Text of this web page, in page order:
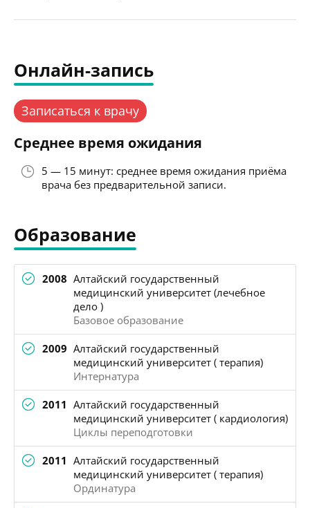
Онлайн-запись
Записаться к врачу
Среднее время ожидания
5 — 15 минут: среднее время ожидания приёма
врача без предварительной записи.
Образование
2008 Алтайский государственный
медицинский университет (лечебное
дело )
Базовое образование
2009 Алтайский государственный
медицинский университет ( терапия)
Интернатура
2011 Алтайский государственный
медицинский университет ( кардиология)
Циклы переподготовки
2011 Алтайский государственный
медицинский университет ( терапия)
Ординатура